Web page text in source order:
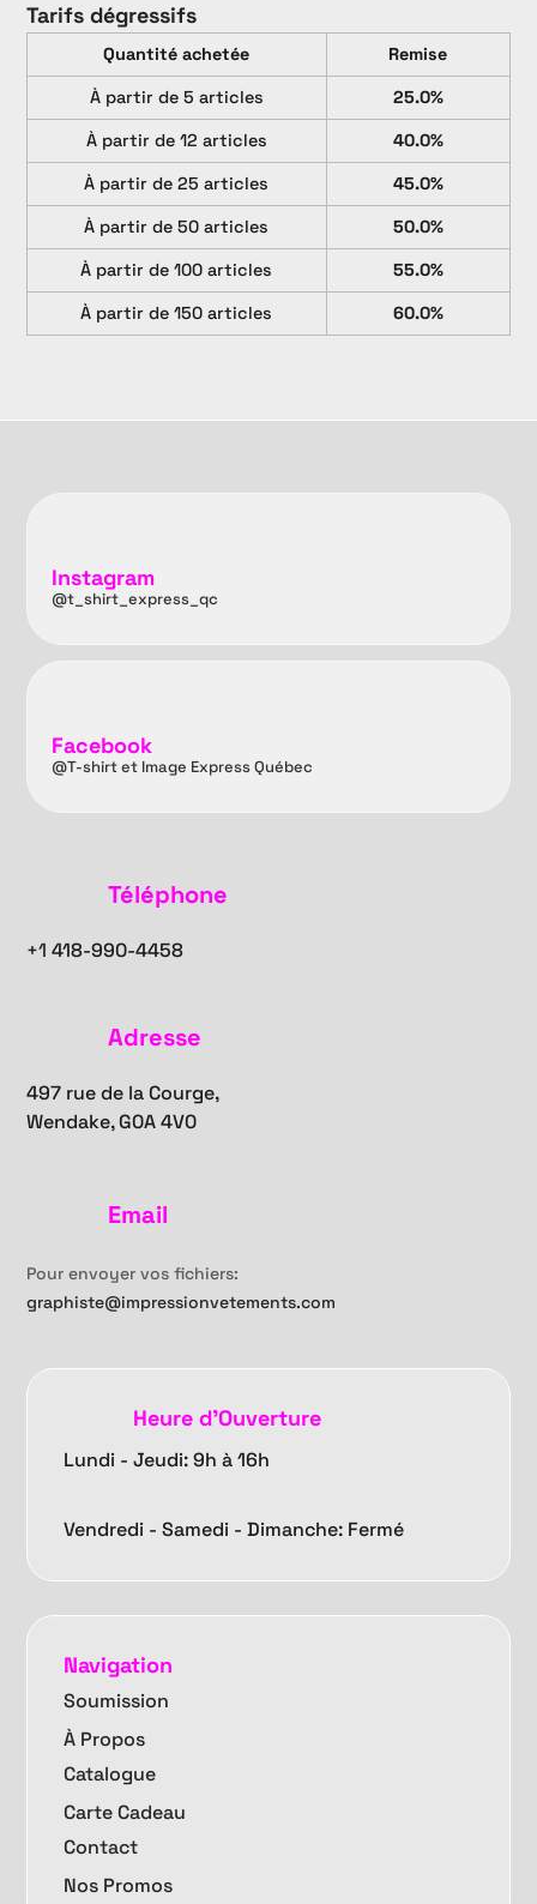
Tarifs dégressifs
Quantité achetée
Remise
À partir de 5 articles
25.0%
À partir de 12 articles
40.0%
À partir de 25 articles
45.0%
À partir de 50 articles
50.0%
À partir de 100 articles
55.0%
À partir de 150 articles
60.0%
Instagram
@t_shirt_express_qc
Facebook
@T-shirt et Image Express Québec
Téléphone
+1418-990-4458
Adresse
497 rue de la Courge,
Wendake, G0A 4V0
Email
Pour envoyer vos fichiers:
graphiste@impressionvetements.com
Heure d'Ouverture
Lundi - Jeudi: 9h à 16h
Vendredi -Samedi - Dimanche: Fermé
Navigation
Soumission
À Propos
Catalogue
Carte Cadeau
Contact
Nos Promos